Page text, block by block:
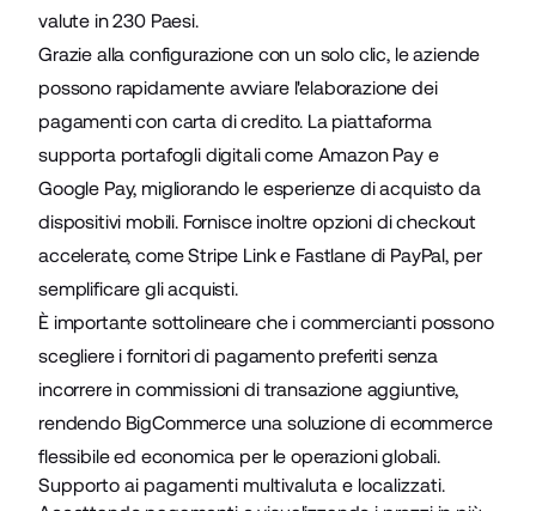
valute in 230 Paesi.
Grazie alla configurazione con un solo clic, le aziende
possono rapidamente avviare l'elaborazione dei
pagamenti con carta di credito. La piattaforma
supporta portafogli digitali come Amazon Pay e
Google Pay, migliorando le esperienze di acquisto da
dispositivi mobili. Fornisce inoltre opzioni di checkout
accelerate, come Stripe Link e Fastlane di PayPal, per
semplificare gli acquisti.
È importante sottolineare che i commercianti possono
scegliere i fornitori di pagamento preferiti senza
incorrere in commissioni di transazione aggiuntive,
rendendo BigCommerce una soluzione di ecommerce
flessibile ed economica per le operazioni globali.
Supporto ai pagamenti multivaluta e localizzati.